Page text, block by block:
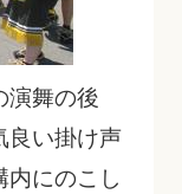
舞の後
良い掛け声
にのこし